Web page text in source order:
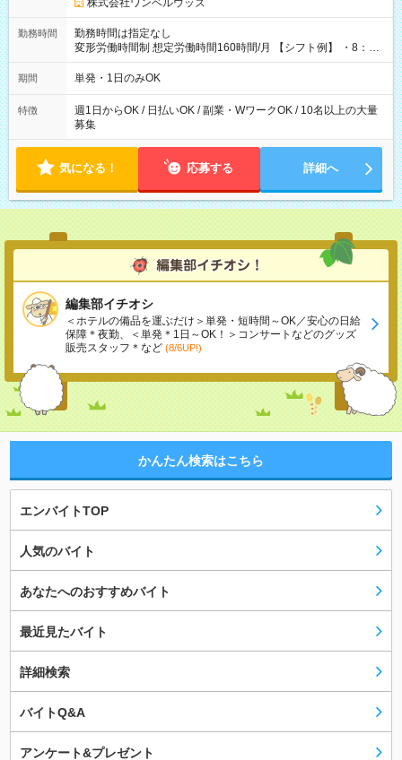
株式会社ワンベルウッズ
勤務時間
勤務時間は指定なし
変形労働時間制 想定労働時間160時間/月 【シフト例】 ・8：00
～21：00
期間 単発・1日のみOK
特徴
週1日からOK / 日払いOK / 副業・WワークOK / 10名以上の大量
募集
気になる！ 応募する 詳細へ
編集部イチオシ
＜ホテルの備品を運ぶだけ＞単発・短時間～OK／安心の日給
保障＊夜勤、＜単発＊1日～OK！＞コンサートなどのグッズ
販売スタッフ＊など (8/6UP!)
かんたん検索はこちら
エンバイトTOP
人気のバイト
あなたへのおすすめバイト
最近見たバイト
詳細検索
バイトQ&A
アンケート&プレゼント